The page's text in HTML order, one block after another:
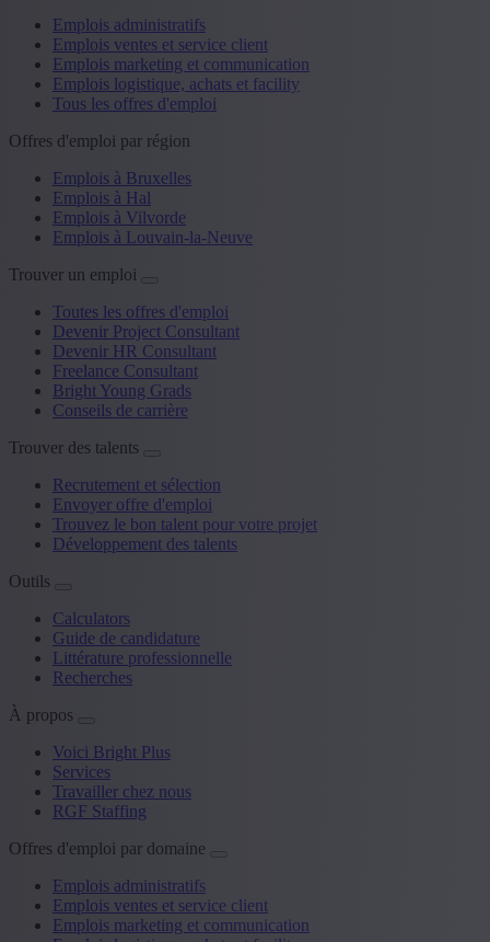
Emplois administratifs
Emplois ventes et service client
Emplois marketing et communication
Emplois logistique, achats et facility
Tous les offres d'emploi
Offres d'emploi par région
Emplois à Bruxelles
Emplois à Hal
Emplois à Vilvorde
Emplois à Louvain-la-Neuve
Trouver un emploi
Toutes les offres d'emploi
Devenir Project Consultant
Devenir HR Consultant
Freelance Consultant
Bright Young Grads
Conseils de carrière
Trouver des talents
Recrutement et sélection
Envoyer offre d'emploi
Trouvez le bon talent pour votre projet
Développement des talents
Outils
Calculators
Guide de candidature
Littérature professionnelle
Recherches
À propos
Voici Bright Plus
Services
Travailler chez nous
RGF Staffing
Offres d'emploi par domaine
Emplois administratifs
Emplois ventes et service client
Emplois marketing et communication